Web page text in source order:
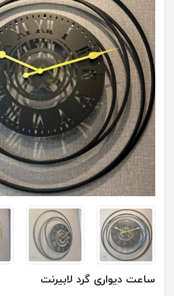
ساعت دیواری گرد لابیرنت